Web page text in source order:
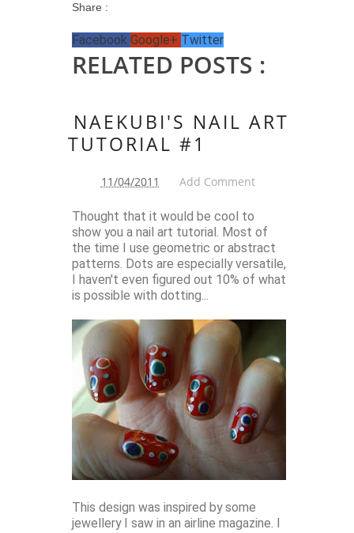
Share :
Facebook Google+ Twitter
RELATED POSTS :
NAEKUBI'S NAIL ART
TUTORIAL #1
11/04/2011 Add Comment
Thought that it would be cool to
show you a nail art tutorial. Most of
the time I use geometric or abstract
patterns. Dots are especially versatile,
I haven't even figured out 10% of what
is possible with dotting...
This design was inspired by some
jewellery I saw in an airline magazine. I